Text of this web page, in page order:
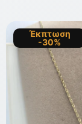
Έκπτωση
-30%